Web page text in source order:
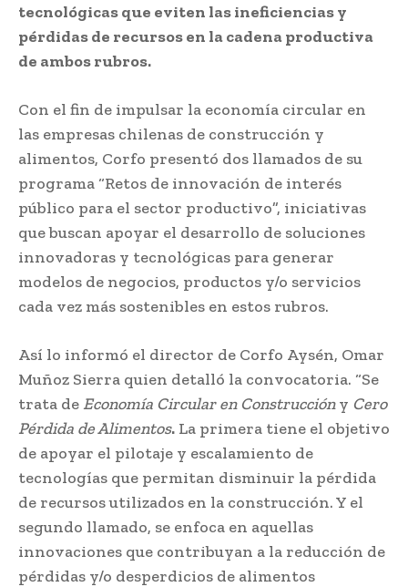
tecnológicas que eviten las ineficiencias y
pérdidas de recursos en la cadena productiva
de ambos rubros.
Con el fin de impulsar la economía circular en
las empresas chilenas de construcción y
alimentos, Corfo presentó dos llamados de su
programa “Retos de innovación de interés
público para el sector productivo”, iniciativas
que buscan apoyar el desarrollo de soluciones
innovadoras y tecnológicas para generar
modelos de negocios, productos y/o servicios
cada vez más sostenibles en estos rubros.
Así lo informó el director de Corfo Aysén, Omar
Muñoz Sierra quien detalló la convocatoria. “Se
trata de Economía Circular en Construccióny Cero
Pérdida de Alimentos. La primera tiene el objetivo
de apoyar el pilotaje y escalamiento de
tecnologías que permitan disminuir la pérdida
de recursos utilizados en la construcción. Y el
segundo llamado, se enfoca en aquellas
innovaciones que contribuyan a la reducción de
pérdidas y/o desperdicios de alimentos